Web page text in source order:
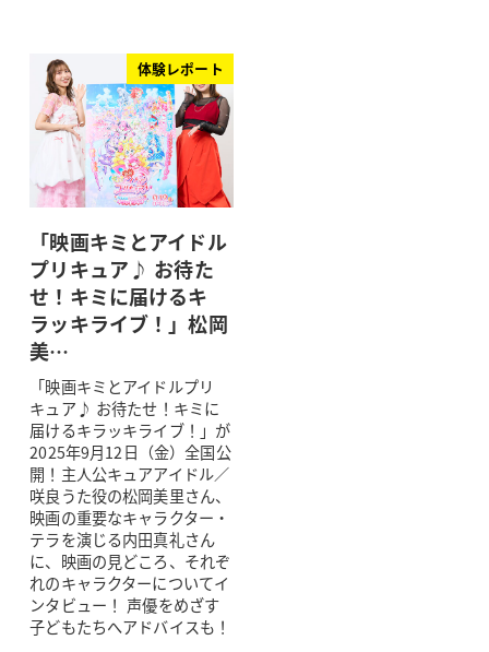
体験レポート
「映画キミとアイドル
プリキュア♪ お待た
せ！キミに届けるキ
ラッキライブ！」松岡
美…
「映画キミとアイドルプリ
キュア♪ お待たせ！キミに
届けるキラッキライブ！」が
2025年9月12日（金）全国公
開！主人公キュアアイドル／
咲良うた役の松岡美里さん、
映画の重要なキャラクター・
テラを演じる内田真礼さん
に、映画の見どころ、それぞ
れのキャラクターについてイ
ンタビュー！ 声優をめざす
子どもたちへアドバイスも！